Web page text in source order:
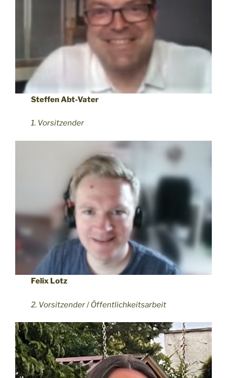
Steffen Abt-Vater
1. Vorsitzender
Felix Lotz
2. Vorsitzender/ Öffentlichkeitsarbeit